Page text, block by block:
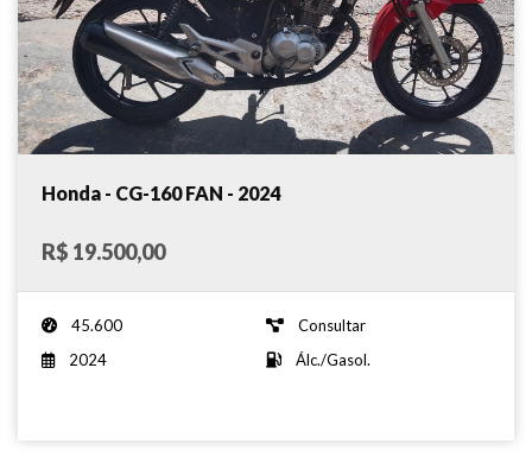
Honda - CG-160 FAN - 2024
R$ 19.500,00
45.600
Consultar
2024
Álc./Gasol.